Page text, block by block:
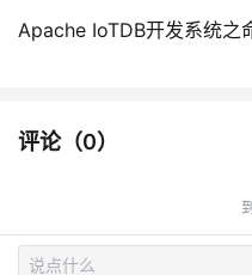
Apache IoTDB开发系统之
评论（0）